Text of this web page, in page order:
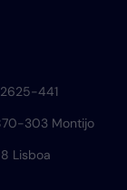
2625-441
303 Montijo
Lisboa